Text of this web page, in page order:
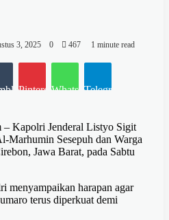
3, 2025 0 467 1 minute read
PinterestWhatsAppTelegram
– Kapolri Jenderal Listyo Sigit
Marhumin Sesepuh dan Warga
Jawa Barat, pada Sabtu
menyampaikan harapan agar
terus diperkuat demi